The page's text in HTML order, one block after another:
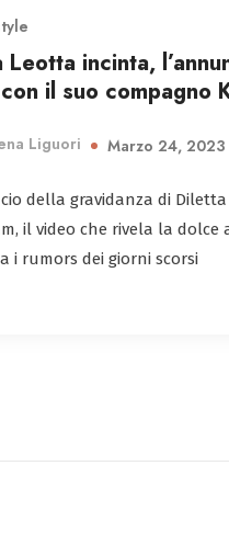
Leotta incinta,
il suo compagno
Liguori Marzo 24, 2023
della gravidanza di
il video che rivela la dolce
i rumors dei giorni scorsi